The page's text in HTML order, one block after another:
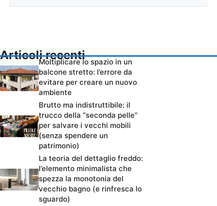
Articoli recenti
Moltiplicare lo spazio in un
balcone stretto: l’errore da
evitare per creare un nuovo
ambiente
Brutto ma indistruttibile: il
trucco della “seconda pelle”
per salvare i vecchi mobili
(senza spendere un
patrimonio)
La teoria del dettaglio freddo:
l’elemento minimalista che
spezza la monotonia del
vecchio bagno (e rinfresca lo
sguardo)